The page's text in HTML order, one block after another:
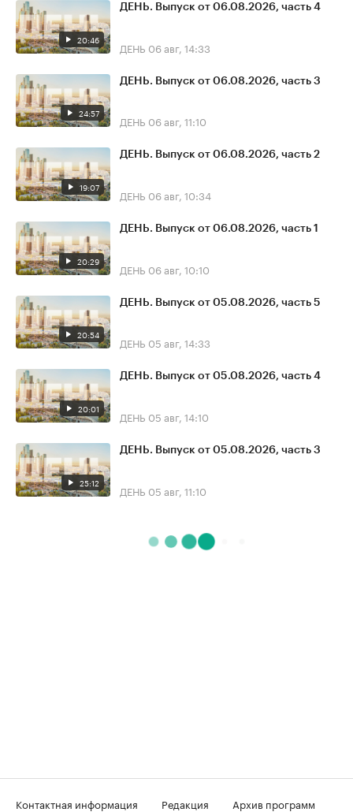
20:46
ДЕНЬ. Выпуск от 06.08.2026, часть 4
ДЕНЬ 06 авг, 14:33
24:57
ДЕНЬ. Выпуск от 06.08.2026, часть 3
ДЕНЬ 06 авг, 11:10
19:07
ДЕНЬ. Выпуск от 06.08.2026, часть 2
ДЕНЬ 06 авг, 10:34
20:29
ДЕНЬ. Выпуск от 06.08.2026, часть 1
ДЕНЬ 06 авг, 10:10
20:54
ДЕНЬ. Выпуск от 05.08.2026, часть 5
ДЕНЬ 05 авг, 14:33
20:01
ДЕНЬ. Выпуск от 05.08.2026, часть 4
ДЕНЬ 05 авг, 14:10
25:12
ДЕНЬ. Выпуск от 05.08.2026, часть 3
ДЕНЬ 05 авг, 11:10
Контактная информация Редакция
Архив программ